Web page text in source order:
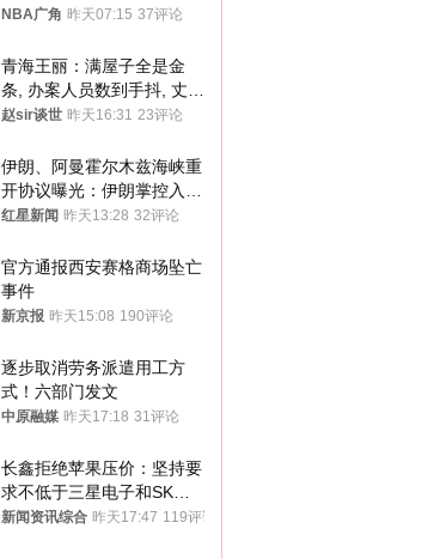
NBA广角 昨天07:15 37评论
青海王丽：满屋子全是金
条, 办案人员数到手抖, 丈夫
受不了提前离场
赵sir谈世 昨天16:31 23评论
伊朗、阿曼霍尔木兹海峡重
开协议曝光：伊朗掌控入湾
航道，与阿曼平分“服务费”
红星新闻 昨天13:28 32评论
官方通报西安赛格商场坠亡
事件
新京报 昨天15:08 190评论
逐步取消劳务派遣用工方
式！六部门发文
中原融媒 昨天17:18 31评论
长鑫拒绝苹果压价：坚持要
求不低于三星电子和SK海
力士
新闻资讯综合 昨天17:47 119评论